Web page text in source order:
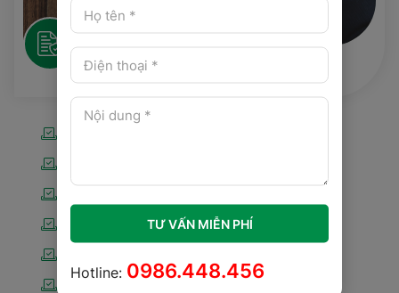
Chính Sách
Chính sách bảo hành
Chính sách đổi trả
TƯ VẤN MIỄN PHÍ
Hotline: 0986.448.456